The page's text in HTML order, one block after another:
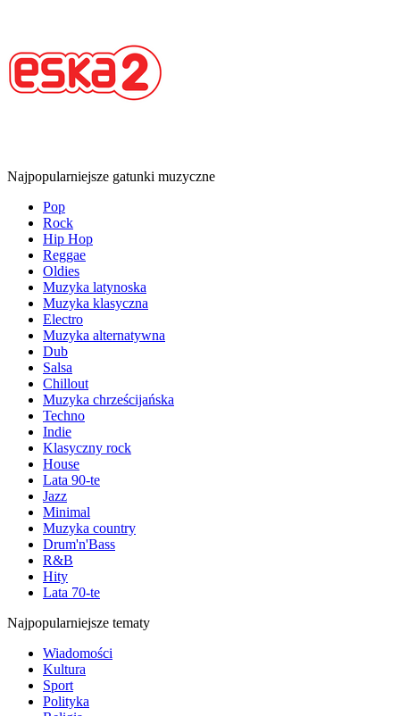
Najpopularniejsze gatunki muzyczne
Pop
Rock
Hip Hop
Reggae
Oldies
Muzyka latynoska
Muzyka klasyczna
Electro
Muzyka alternatywna
Dub
Salsa
Chillout
Muzyka chrześcijańska
Techno
Indie
Klasyczny rock
House
Lata 90-te
Jazz
Minimal
Muzyka country
Drum'n'Bass
R&B
Hity
Lata 70-te
Najpopularniejsze tematy
Wiadomości
Kultura
Sport
Polityka